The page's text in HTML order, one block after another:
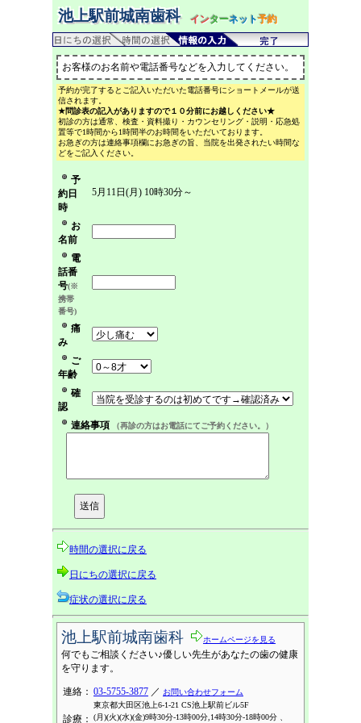
池上駅前城南歯科 インターネット予約
お客様のお名前や電話番号などを入力してください。
予約が完了するとご記入いただいた電話番号にショートメールが送
信されます。
★問診表の記入がありますので１０分前にお越しください★
初診の方は通常、検査・資料撮り・カウンセリング・説明・応急処
置等で1時間から1時間半のお時間をいただいております。
お急ぎの方は連絡事項欄にお急ぎの旨、当院を出発されたい時間な
どをご記入ください。
予
約日
時
5月11日(月) 10時30分～
お
名前
電
話番
号(※
携帯
番号)
痛
み
ご
年齢
確
認
連絡事項
（再診の方はお電話にてご予約ください。）
時間の選択に戻る
日にちの選択に戻る
症状の選択に戻る
池上駅前城南歯科 ホームページを見る
何でもご相談ください♪優しい先生があなたの歯の健康
を守ります。
連絡： 03-5755-3877 ／ お問い合わせフォーム
東京都大田区池上6-1-21 CS池上駅前ビル5F
診療： (月)(火)(水)(金)9時30分-13時00分,14時30分-18時00分 、